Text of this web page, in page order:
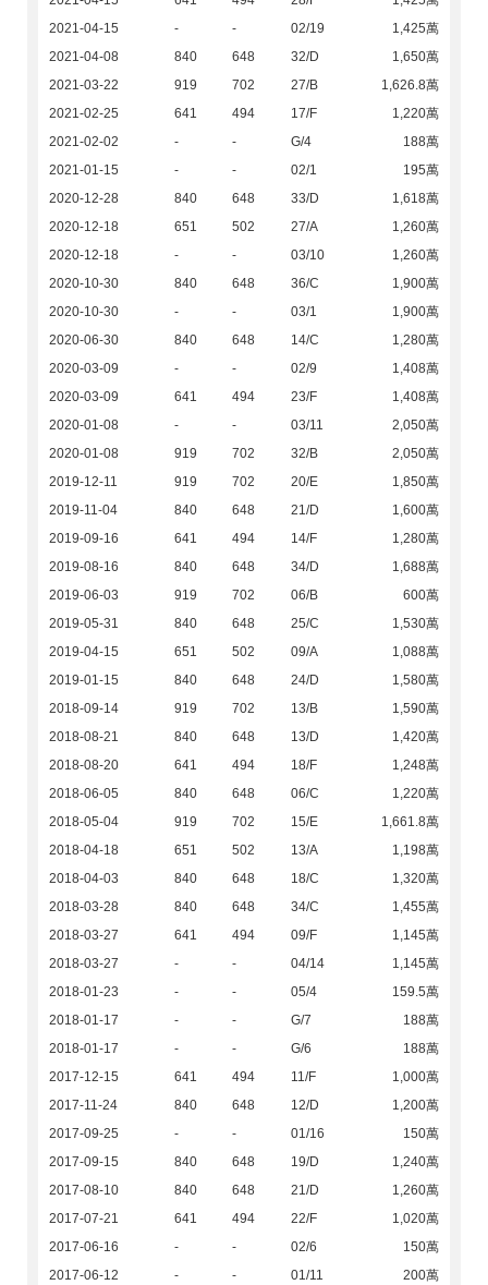
2021-04-15
- - 02/19
1,425萬
2021-04-08
840 648 32/D
1,650萬
2021-03-22
919 702 27/B
1,626.8萬
2021-02-25
641 494 17/F
1,220萬
2021-02-02
- - G/4
188萬
2021-01-15
- - 02/1
195萬
2020-12-28
840 648 33/D
1,618萬
2020-12-18
651 502 27/A
1,260萬
2020-12-18
- - 03/10
1,260萬
2020-10-30
840 648 36/C
1,900萬
2020-10-30
- - 03/1
1,900萬
2020-06-30
840 648 14/C
1,280萬
2020-03-09
- - 02/9
1,408萬
2020-03-09
641 494 23/F
1,408萬
2020-01-08
- - 03/11
2,050萬
2020-01-08
919 702 32/B
2,050萬
2019-12-11
919 702 20/E
1,850萬
2019-11-04
840 648 21/D
1,600萬
2019-09-16
641 494 14/F
1,280萬
2019-08-16
840 648 34/D
1,688萬
2019-06-03
919 702 06/B
600萬
2019-05-31
840 648 25/C
1,530萬
2019-04-15
651 502 09/A
1,088萬
2019-01-15
840 648 24/D
1,580萬
2018-09-14
919 702 13/B
1,590萬
2018-08-21
840 648 13/D
1,420萬
2018-08-20
641 494 18/F
1,248萬
2018-06-05
840 648 06/C
1,220萬
2018-05-04
919 702 15/E
1,661.8萬
2018-04-18
651 502 13/A
1,198萬
2018-04-03
840 648 18/C
1,320萬
2018-03-28
840 648 34/C
1,455萬
2018-03-27
641 494 09/F
1,145萬
2018-03-27
- - 04/14
1,145萬
2018-01-23
- - 05/4
159.5萬
2018-01-17
- - G/7
188萬
2018-01-17
- - G/6
188萬
2017-12-15
641 494 11/F
1,000萬
2017-11-24
840 648 12/D
1,200萬
2017-09-25
- - 01/16
150萬
2017-09-15
840 648 19/D
1,240萬
2017-08-10
840 648 21/D
1,260萬
2017-07-21
641 494 22/F
1,020萬
2017-06-16
- - 02/6
150萬
2017-06-12
- - 01/11
200萬